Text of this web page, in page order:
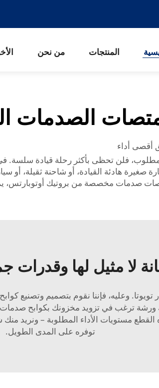
المنتجات من نحن
الصدمات
أقصى أداء
فلن تحظى بأكثر رحلة قيادة سلسة.
صغيرة هادئة القيادة، أو شاحنة ثقيلة،
صدمات مخصصة من بروتيك أوتوبارتس،
لا مثيل لها
وعليه، فإننا نقوم بتصميم وتصنيع
ترغب في تزويد مخزونك بكوابح
مستويات الأداء المطلوبة – ونريد منك
توفره على المدى الطويل.